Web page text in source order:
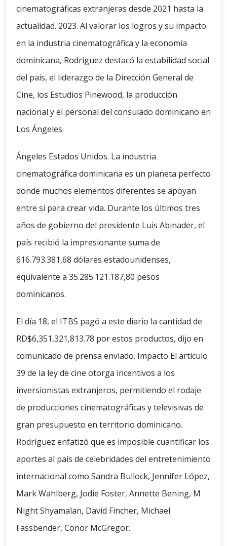
cinematográficas extranjeras desde 2021 hasta la
actualidad. 2023. Al valorar los logros y su impacto
en la industria cinematográfica y la economía
dominicana, Rodríguez destacó la estabilidad social
del país, el liderazgo de la Dirección General de
Cine, los Estudios Pinewood, la producción
nacional y el personal del consulado dominicano en
Los Ángeles.
Ángeles Estados Unidos. La industria
cinematográfica dominicana es un planeta perfecto
donde muchos elementos diferentes se apoyan
entre sí para crear vida. Durante los últimos tres
años de gobierno del presidente Luis Abinader, el
país recibió la impresionante suma de
616.793.381,68 dólares estadounidenses,
equivalente a 35.285.121.187,80 pesos
dominicanos.
El día 18, el ITBS pagó a este diario la cantidad de
RD$6,351,321,813.78 por estos productos, dijo en
comunicado de prensa enviado. Impacto El artículo
39 de la ley de cine otorga incentivos a los
inversionistas extranjeros, permitiendo el rodaje
de producciones cinematográficas y televisivas de
gran presupuesto en territorio dominicano.
Rodríguez enfatizó que es imposible cuantificar los
aportes al país de celebridades del entretenimiento
internacional como Sandra Bullock, Jennifer López,
Mark Wahlberg, Jodie Foster, Annette Bening, M
Night Shyamalan, David Fincher, Michael
Fassbender, Conor McGregor.